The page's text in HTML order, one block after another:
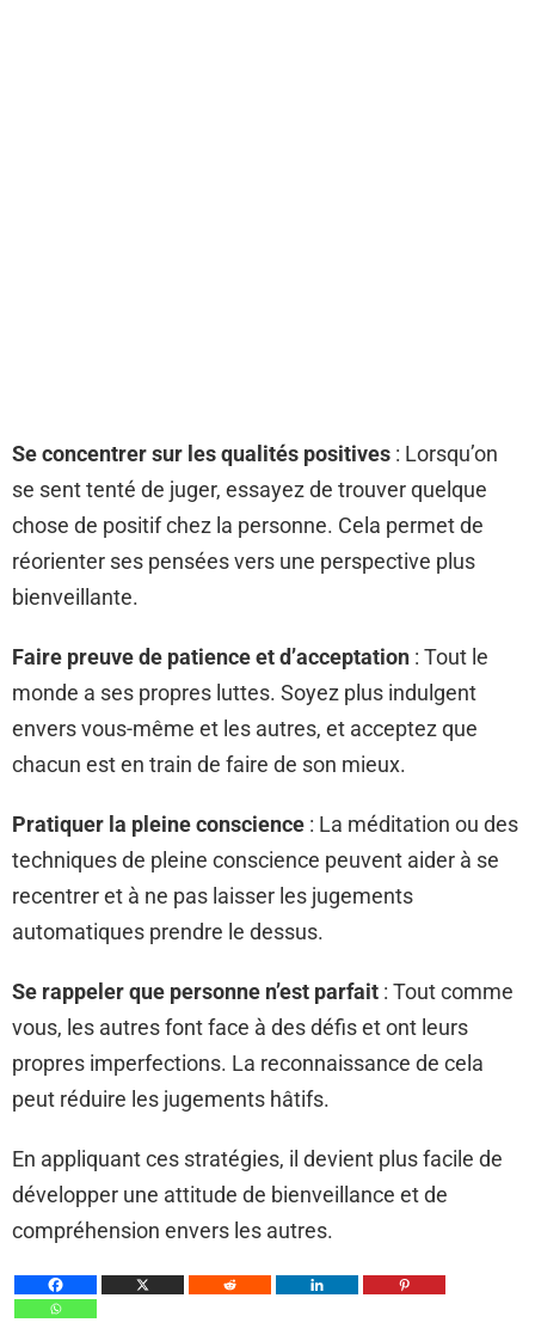
Se concentrer sur les qualités positives : Lorsqu’on
se sent tenté de juger, essayez de trouver quelque
chose de positif chez la personne. Cela permet de
réorienter ses pensées vers une perspective plus
bienveillante.
Faire preuve de patience et d’acceptation : Tout le
monde a ses propres luttes. Soyez plus indulgent
envers vous-même et les autres, et acceptez que
chacun est en train de faire de son mieux.
Pratiquer la pleine conscience : La méditation ou des
techniques de pleine conscience peuvent aider à se
recentrer et à ne pas laisser les jugements
automatiques prendre le dessus.
Se rappeler que personne n’est parfait : Tout comme
vous, les autres font face à des défis et ont leurs
propres imperfections. La reconnaissance de cela
peut réduire les jugements hâtifs.
En appliquant ces stratégies, il devient plus facile de
développer une attitude de bienveillance et de
compréhension envers les autres.